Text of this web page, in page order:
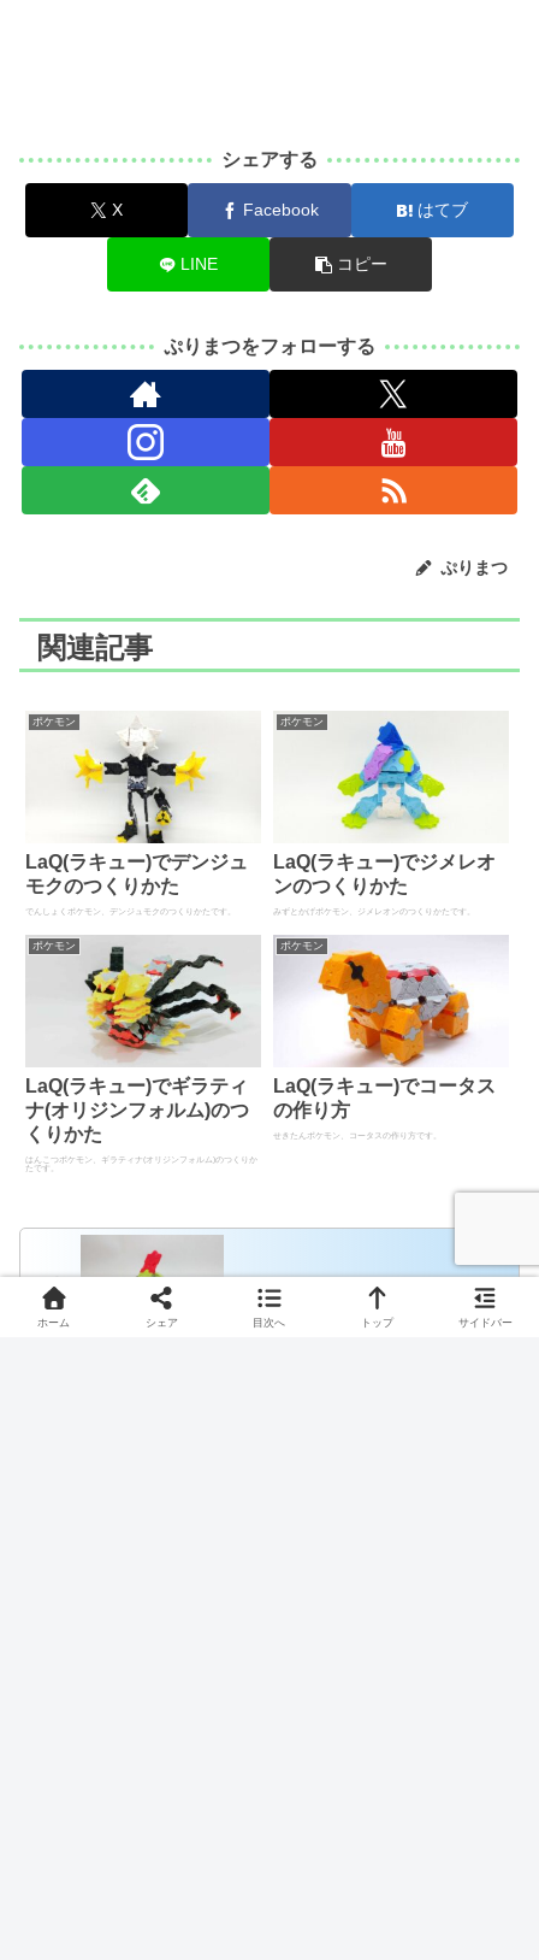
シェアする
X Facebook はてブ
LINE コピー
ぷりまつをフォローする
ぷりまつ
関連記事
ポケモン
LaQ(ラキュー)でデンジュ
モクのつくりかた
でんしょくポケモン、デンジュモクのつくりかたです。
ポケモン
LaQ(ラキュー)でジメレオ
ンのつくりかた
みずとかげポケモン、ジメレオンのつくりかたです。
ポケモン
LaQ(ラキュー)でギラティ
ナ(オリジンフォルム)のつ
くりかた
はんこつポケモン、ギラティナ(オリジンフォルム)のつくりか
たです。
ポケモン
LaQ(ラキュー)でコータス
の作り方
せきたんポケモン、コータスの作り方です。
LaQ(ラキュー)でネイティの作り方
ホーム シェア 目次へ トップ サイドバー